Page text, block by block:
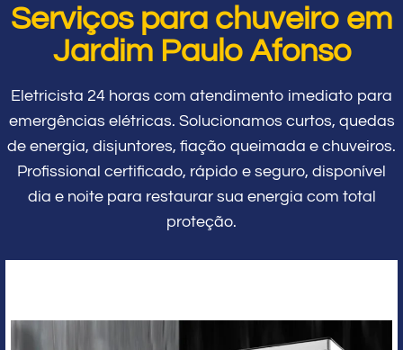
Serviços para chuveiro em
Jardim Paulo Afonso
Eletricista 24 horas com atendimento imediato para
emergências elétricas. Solucionamos curtos, quedas
de energia, disjuntores, fiação queimada e chuveiros.
Profissional certificado, rápido e seguro, disponível
dia e noite para restaurar sua energia com total
proteção.